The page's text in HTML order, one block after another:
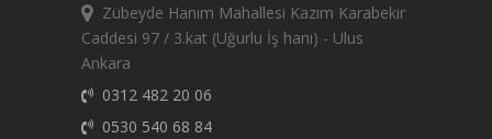
Zübeyde Hanım Mahallesi Kazım Karabekir
Caddesi 97 / 3.kat (Uğurlu İş hanı) - Ulus
Ankara
0312 482 20 06
0530 540 68 84